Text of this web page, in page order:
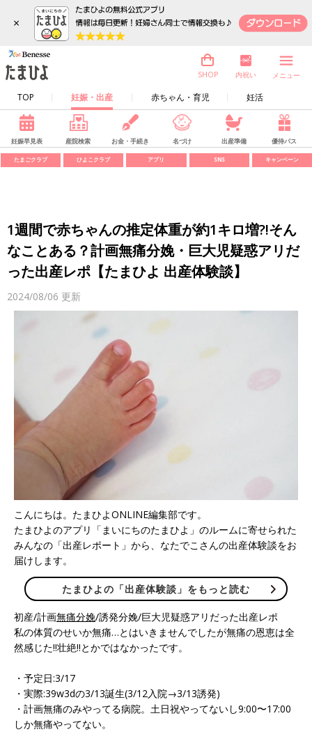
×
TOP 妊娠・出産 赤ちゃん・育児 妊活
SHOP 内祝い メニュー
妊娠早見表 産院検索 お金・手続き 名づけ 出産準備 優待パス
たまごクラブ ひよこクラブ アプリ SNS キャンペーン
1週間で赤ちゃんの推定体重が約1キロ増?!そん
なことある？計画無痛分娩・巨大児疑惑アリだ
った出産レポ【たまひよ 出産体験談】
2024/08/06 更新
こんにちは。たまひよONLINE編集部です。
たまひよのアプリ「まいにちのたまひよ」のルームに寄せられた
みんなの「出産レポート」から、なたでこさんの出産体験談をお
届けします。
たまひよの「出産体験談」をもっと読む
初産/計画無痛分娩/誘発分娩/巨大児疑惑アリだった出産レポ
私の体質のせいか無痛…とはいきませんでしたが無痛の恩恵は全
然感じた!!壮絶!!とかではなかったです。
・予定日:3/17
・実際:39w3dの3/13誕生(3/12入院→3/13誘発)
・計画無痛のみやってる病院。土日祝やってないし9:00〜17:00
しか無痛やってない。